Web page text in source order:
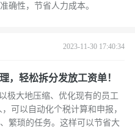
确性，节省人力成本。
2023-11-30 17:40:34
，轻松拆分发放工资单！
极大地压缩、优化现有的员工
可以自动化个税计算和申报，
繁琐的任务。这样可以节省大